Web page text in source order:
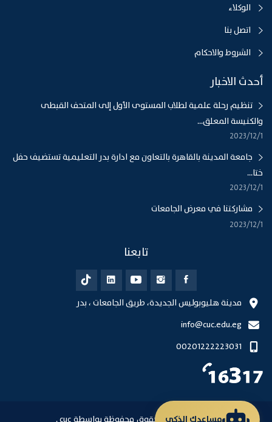
مساعدك الذكي
الوكلاء
اتصل بنا
الشروط والاحكام
أحدث الاخبار
تنظيم رحلة علمية لطلاب المستوى الأول إلى المتحف القبطى
والكنيسة المعلق...
1‏‏/12‏‏/2023
جامعة المدينة بالقاهرة بالتعاون مع ادارة بدر التعليمية تستضيف حفل
ختا...
1‏‏/12‏‏/2023
مشاركتنا في معرض الجامعات
1‏‏/12‏‏/2023
تابعنا
مدينة هليوبوليس الجديدة، طريق الجامعات ، بدر
info@cuc.edu.eg
00201222223031